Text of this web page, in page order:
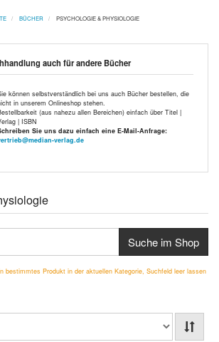
BÜCHER PSYCHOLOGIE & PHYSIOLOGIE
auch für andere Bücher
können selbstverständlich bei uns auch Bücher bestellen, die
in unserem Onlineshop stehen.
(aus nahezu allen Bereichen) einfach über Titel |
| ISBN
Sie uns dazu einfach eine E-Mail-Anfrage:
verlag.de
Suche im Shop
bestimmtes Produkt in der aktuellen Kategorie, Suchfeld leer lassen